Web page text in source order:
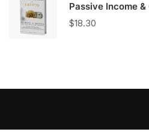
Passive Income
$18.30